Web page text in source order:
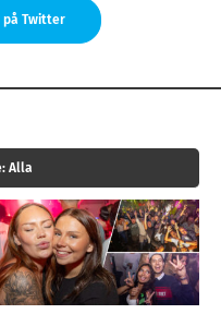
på Twitter
Alla